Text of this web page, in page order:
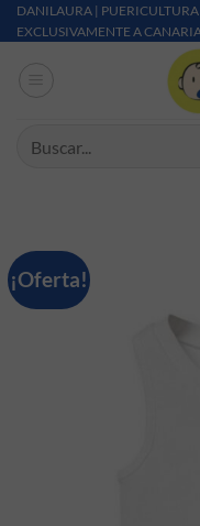
Saltar al contenido
DANILAURA |
EXCLUSIVAMENTE A
¡Oferta!